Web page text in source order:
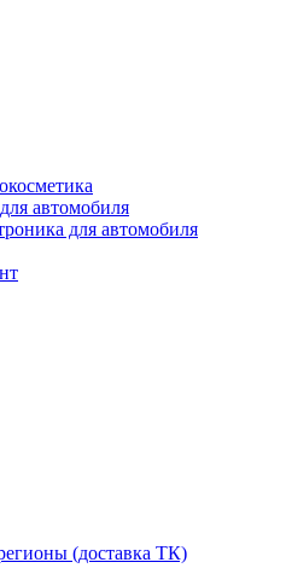
автомобиля
для автомобиля
(доставка ТК)